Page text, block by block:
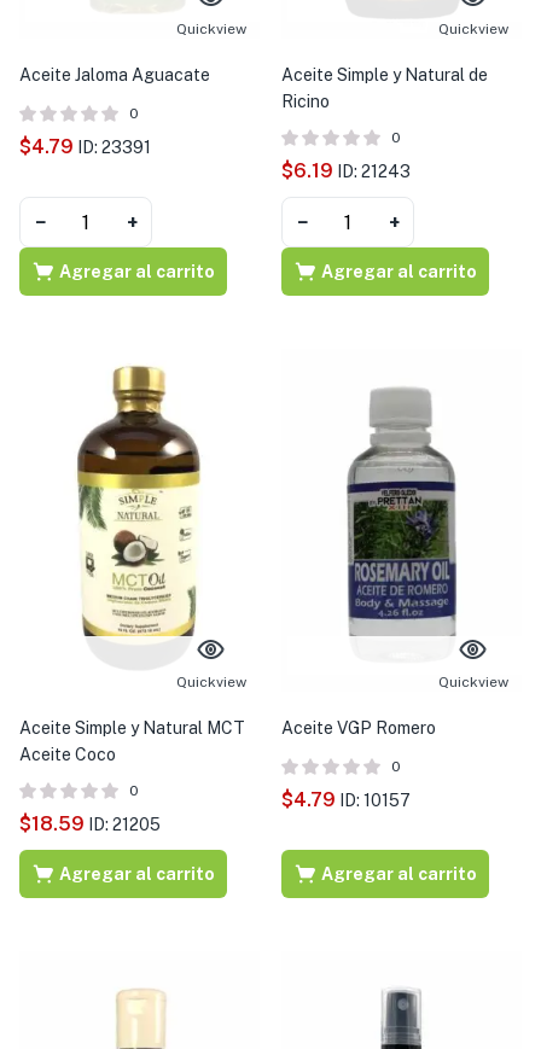
Quickview
Aceite Jaloma Aguacate
0
$4.79 ID: 23391
− +
Agregar al carrito
Quickview
Aceite Simple y Natural de
Ricino
0
$6.19 ID: 21243
− +
Agregar al carrito
Quickview
Aceite Simple y Natural MCT
Aceite Coco
0
$18.59 ID: 21205
Agregar al carrito
Quickview
Aceite VGP Romero
0
$4.79 ID: 10157
Agregar al carrito